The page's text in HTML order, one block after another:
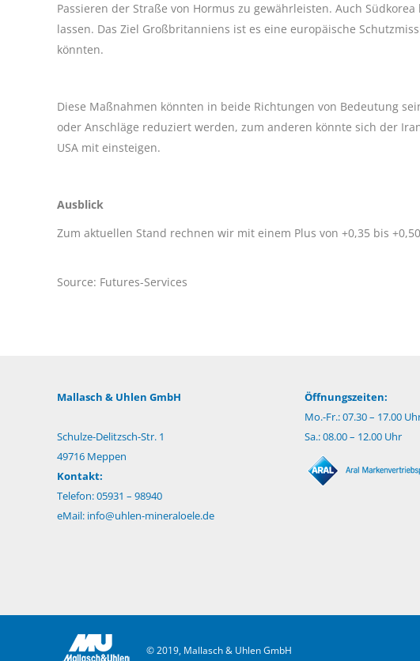
Passieren der Straße von Hormus zu gewährleisten. Auch
lassen. Das Ziel Großbritanniens ist es eine europäische
könnten.
Diese Maßnahmen könnten in beide Richtungen von Bedeutung
oder Anschläge reduziert werden, zum anderen könnte sich der
USA mit einsteigen.
Ausblick
Zum aktuellen Stand rechnen wir mit einem Plus von +0,35 bis
Source: Futures-Services
Mallasch & Uhlen GmbH
Schulze-Delitzsch-Str. 1
49716 Meppen
Kontakt:
Telefon: 05931 – 98940
eMail: info@uhlen-mineraloele.de
Öffnungszeiten:
Mo.-Fr.: 07.30 – 17.00
Sa.: 08.00 – 12.00 Uhr
© 2019, Mallasch & Uhlen GmbH